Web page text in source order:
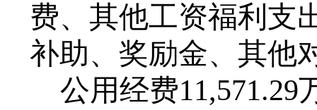
费、其他工资福利支
补助、奖励金、其他
公用经费11,571.29